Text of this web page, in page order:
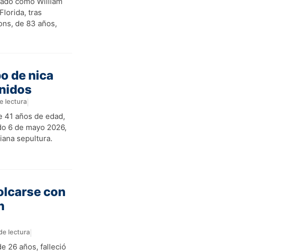
tras
de 83 años,
de nica
lectura
41 años de edad,
6 de mayo 2026,
sepultura.
con
lectura
26 años, falleció